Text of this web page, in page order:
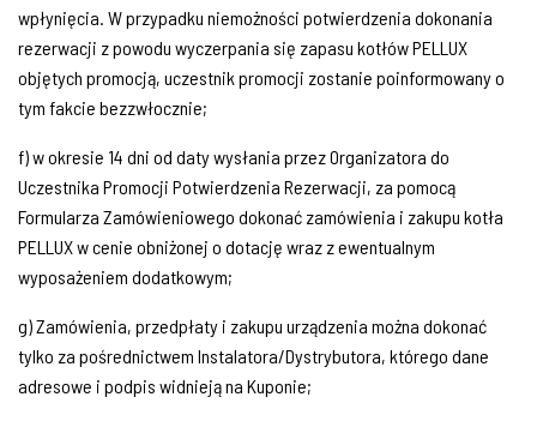
wpłynięcia. W przypadku niemożności potwierdzenia dokonania
rezerwacji z powodu wyczerpania się zapasu kotłów PELLUX
objętych promocją, uczestnik promocji zostanie poinformowany o
tym fakcie bezzwłocznie;
f) w okresie 14 dni od daty wysłania przez Organizatora do
Uczestnika Promocji Potwierdzenia Rezerwacji, za pomocą
Formularza Zamówieniowego dokonać zamówienia i zakupu kotła
PELLUX w cenie obniżonej o dotację wraz z ewentualnym
wyposażeniem dodatkowym;
g) Zamówienia, przedpłaty i zakupu urządzenia można dokonać
tylko za pośrednictwem Instalatora/Dystrybutora, którego dane
adresowe i podpis widnieją na Kuponie;